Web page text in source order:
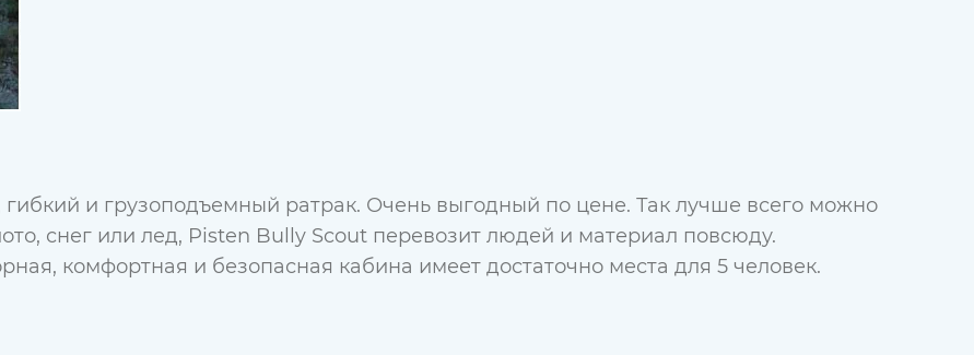
и грузоподъемный ратрак. Очень выгодный по цене. Так лучше всего можно
снег или лед, Pisten Bully Scout перевозит людей и материал повсюду.
комфортная и безопасная кабина имеет достаточно места для 5 человек.